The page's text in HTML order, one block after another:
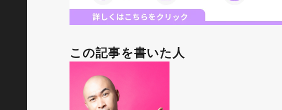
この記事を書いた人